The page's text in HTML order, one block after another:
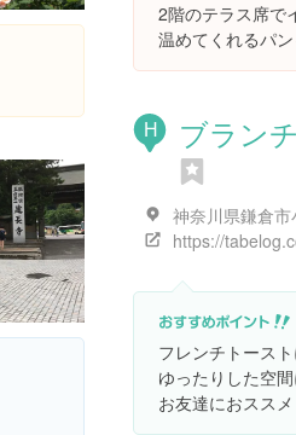
2階のテラス席で
温めてくれるパン
H ブラン
フレンチトース
ゆったりした空間
お友達におススメ